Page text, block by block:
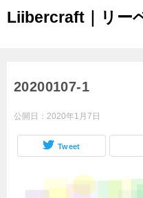
Liibercraft｜リー
20200107-1
公開日： 2020年1月7日
Tweet